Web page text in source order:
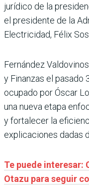
jurídico de la
el presidente de la
Electricidad, Félix
Fernández
y Finanzas el pasado
ocupado por Óscar
una nueva etapa
y fortalecer la
explicaciones dadas
Te puede interesar:
Otazu para seguir